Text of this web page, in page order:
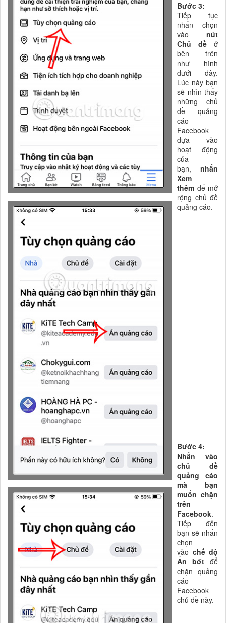
Bước 3:
Tiếp tục
nhấn chọn
vào nút
Chủ đề ở
bên trên
như hình
dưới đây.
Lúc này bạn
sẽ nhìn thấy
những chủ
đề quảng
cáo
Facebook
dựa vào
hoạt động
của
bạn, nhấn
Xem
thêm để mở
rộng chủ đề
quảng cáo.
Bước 4:
Nhấn vào
chủ đề
quảng cáo
mà bạn
muốn chặn
trên
Facebook.
Tiếp đến
bạn sẽ nhấn
chọn
vào chế độ
Ẩn bớt để
chặn quảng
cáo
Facebook
chủ đề này.